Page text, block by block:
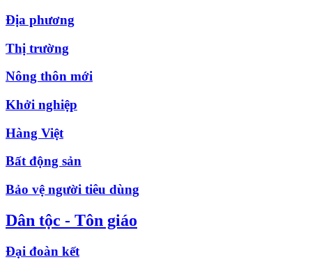
Địa phương
Thị trường
Nông thôn mới
Khởi nghiệp
Hàng Việt
Bất động sản
Bảo vệ người tiêu dùng
Dân tộc - Tôn giáo
Đại đoàn kết